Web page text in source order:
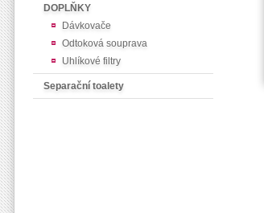
DOPLŇKY
Dávkovače
Odtoková souprava
Uhlíkové filtry
Separační toalety